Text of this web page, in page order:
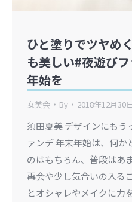
ひと塗りでツヤめ
も美しい#夜遊び
年始を
女美会 By 2018年12月30日
須田夏美 デザインにもう
ァンデ 年末年始は、何か
のはもちろん、普段はあ
再会や少し気合いの入る
とオシャレやメイクに力